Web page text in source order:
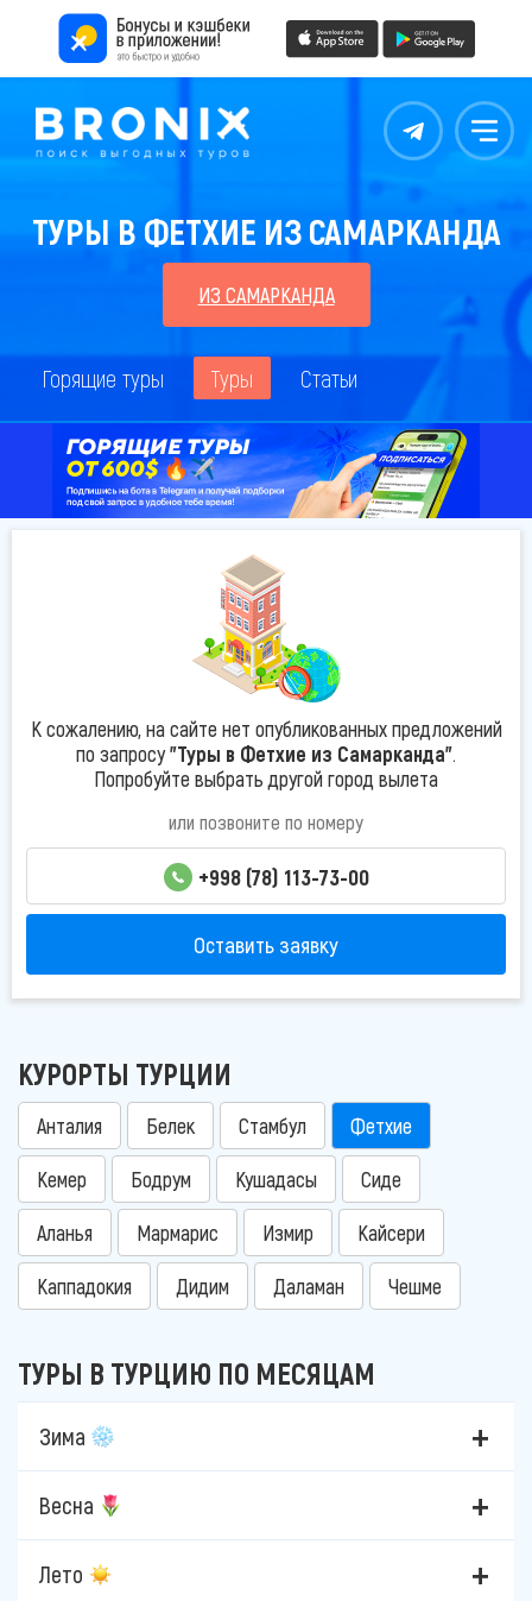
Контакты Меню
ТУРЫ В ФЕТХИЕ ИЗ САМАРКАНДА
ИЗ САМАРКАНДА
Горящие туры Туры Статьи
К сожалению, на сайте нет опубликованных предложений
по запросу"Туры в Фетхие из Самарканда".
Попробуйте выбрать другой город вылета
или позвоните по номеру
+998 (78) 113-73-00
Оставить заявку
КУРОРТЫ ТУРЦИИ
Анталия Белек Стамбул Фетхие
Кемер Бодрум Кушадасы Сиде
Аланья Мармарис Измир Кайсери
Каппадокия Дидим Даламан Чешме
ТУРЫ В ТУРЦИЮ ПО МЕСЯЦАМ
Зима
Весна
Лето